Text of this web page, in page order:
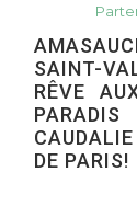
SAINT-
RÊVE
DE PARIS!